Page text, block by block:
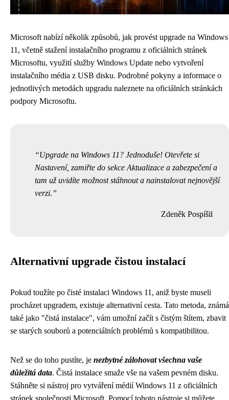
Microsoft nabízí několik způsobů, jak provést upgrade na Windows
11, včetně stažení instalačního programu z oficiálních stránek
Microsoftu, využití služby Windows Update nebo vytvoření
instalačního média z USB disku. Podrobné pokyny a informace o
jednotlivých metodách upgradu naleznete na oficiálních stránkách
podpory Microsoftu.
Upgrade na Windows 11? Jednoduše! Otevřete si
Nastavení, zamiřte do sekce Aktualizace a zabezpečení a
tam už uvidíte možnost stáhnout a nainstalovat nejnovější
verzi.
Zdeněk Pospíšil
Alternativní upgrade čistou instalací
Pokud toužíte po čisté instalaci Windows 11, aniž byste museli
procházet upgradem, existuje alternativní cesta. Tato metoda, známá
také jako "čistá instalace", vám umožní začít s čistým štítem, zbavit
se starých souborů a potenciálních problémů s kompatibilitou.
Než se do toho pustíte, je nezbytné zálohovat všechna vaše
důležitá data. Čistá instalace smaže vše na vašem pevném disku.
Stáhněte si nástroj pro vytváření médií Windows 11 z oficiálních
stránek společnosti Microsoft. Pomocí tohoto nástroje si můžete